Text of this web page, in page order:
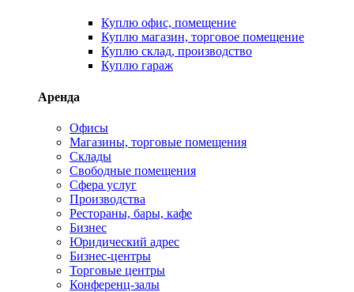
Куплю офис, помещение
Куплю магазин, торговое помещение
Куплю склад, производство
Куплю гараж
Аренда
Офисы
Магазины, торговые помещения
Склады
Свободные помещения
Сфера услуг
Производства
Рестораны, бары, кафе
Бизнес
Юридический адрес
Бизнес-центры
Торговые центры
Конференц-залы